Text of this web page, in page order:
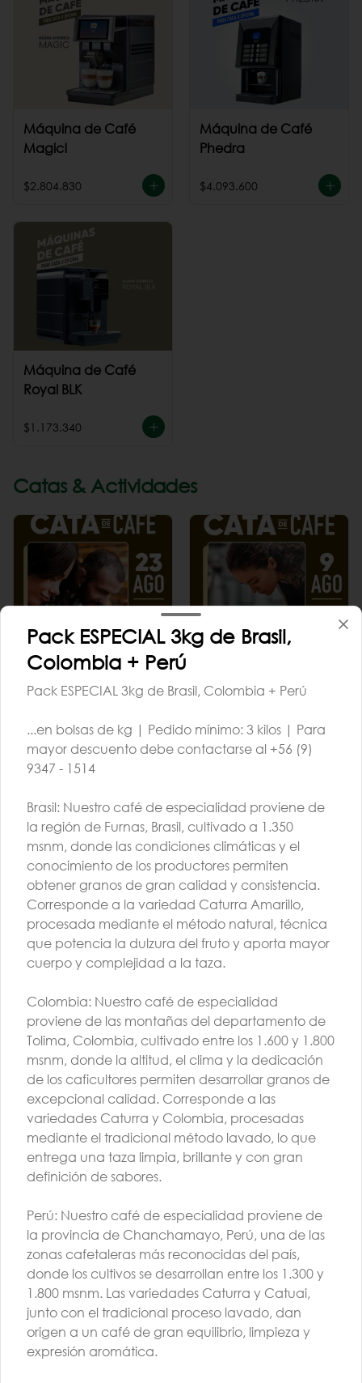
Máquina de Café
Magic!
$2.804.830
Máquina de Café
Phedra
$4.093.600
Máquina de Café
Royal BLK
$1.173.340
Catas & Actividades
Cata 23 | AGO |
16:00 H
16:00 H
TALLER BARISTA |
AGO | G1 | AM
$260.000
TALLER BARISTA |
AGO | G2 | AM ó
PM
$260.000
TALLER BARISTA |
AGO | G3 | PM
Conócenos
Pack ESPECIAL 3kg de Brasil,
Colombia + Perú
Pack ESPECIAL 3kg de Brasil, Colombia + Perú
...en bolsas de kg | Pedido mínimo: 3 kilos | Para
mayor descuento debe contactarse al +56 (9)
9347 - 1514
Brasil: Nuestro café de especialidad proviene de
la región de Furnas, Brasil, cultivado a 1.350
msnm, donde las condiciones climáticas y el
conocimiento de los productores permiten
obtener granos de gran calidad y consistencia.
Corresponde a la variedad Caturra Amarillo,
procesada mediante el método natural, técnica
que potencia la dulzura del fruto y aporta mayor
cuerpo y complejidad a la taza.
Colombia: Nuestro café de especialidad
proviene de las montañas del departamento de
Tolima, Colombia, cultivado entre los 1.600 y 1.800
msnm, donde la altitud, el clima y la dedicación
de los caficultores permiten desarrollar granos de
excepcional calidad. Corresponde a las
variedades Caturra y Colombia, procesadas
mediante el tradicional método lavado, lo que
entrega una taza limpia, brillante y con gran
definición de sabores.
Perú: Nuestro café de especialidad proviene de
la provincia de Chanchamayo, Perú, una de las
zonas cafetaleras más reconocidas del país,
donde los cultivos se desarrollan entre los 1.300 y
1.800 msnm. Las variedades Caturra y Catuai,
junto con el tradicional proceso lavado, dan
origen a un café de gran equilibrio, limpieza y
expresión aromática.